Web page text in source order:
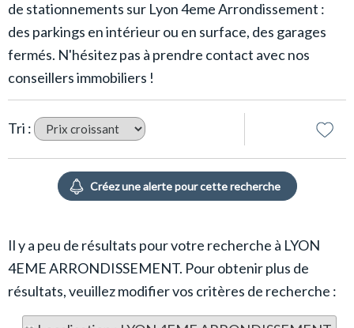
de stationnements sur Lyon 4eme Arrondissement :
des parkings en intérieur ou en surface, des garages
fermés. N'hésitez pas à prendre contact avec nos
conseillers immobiliers !
Tri :
Il y a peu de résultats pour votre recherche à LYON
4EME ARRONDISSEMENT. Pour obtenir plus de
résultats, veuillez modifier vos critères de recherche :